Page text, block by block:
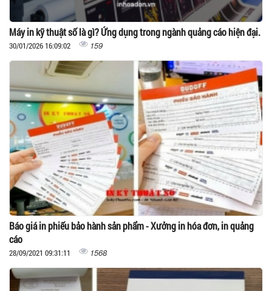
Máy in kỹ thuật số là gì? Ứng dụng trong ngành quảng cáo hiện đại.
30/01/2026 16:09:02 159
Báo giá in phiếu bảo hành sản phẩm - Xưởng in hóa đơn, in quảng
cáo
28/09/2021 09:31:11 1568